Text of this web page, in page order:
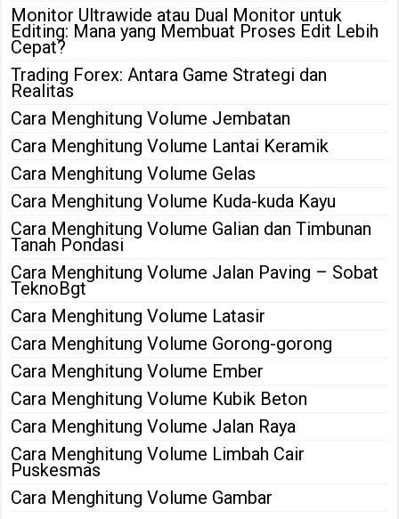
Monitor Ultrawide atau Dual Monitor untuk
Editing: Mana yang Membuat Proses Edit Lebih
Cepat?
Trading Forex: Antara Game Strategi dan
Realitas
Cara Menghitung Volume Jembatan
Cara Menghitung Volume Lantai Keramik
Cara Menghitung Volume Gelas
Cara Menghitung Volume Kuda-kuda Kayu
Cara Menghitung Volume Galian dan Timbunan
Tanah Pondasi
Cara Menghitung Volume Jalan Paving – Sobat
TeknoBgt
Cara Menghitung Volume Latasir
Cara Menghitung Volume Gorong-gorong
Cara Menghitung Volume Ember
Cara Menghitung Volume Kubik Beton
Cara Menghitung Volume Jalan Raya
Cara Menghitung Volume Limbah Cair
Puskesmas
Cara Menghitung Volume Gambar